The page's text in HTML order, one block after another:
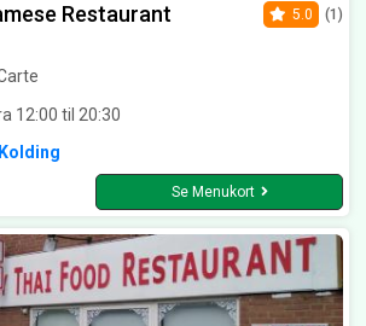
Restaurant
12:00 til 20:30
5.0 (1)
Se Menukort